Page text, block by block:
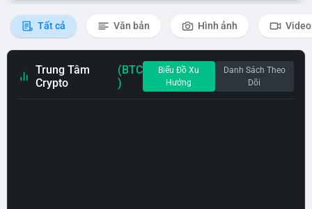
Tất cả Văn bản Hình ảnh Video
Trung Tâm
Crypto
(BTC
)
Biểu Đồ Xu
Hướng
Danh Sách Theo
Dõi